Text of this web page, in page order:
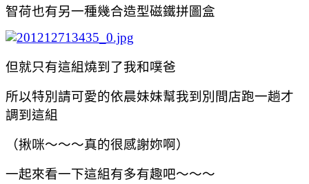
智荷也有另一種幾合造型磁鐵拼圖盒
但就只有這組燒到了我和噗爸
所以特別請可愛的依晨妹妹幫我到別間店跑一趟才
調到這組
（揪咪～～～真的很感謝妳啊）
一起來看一下這組有多有趣吧～～～